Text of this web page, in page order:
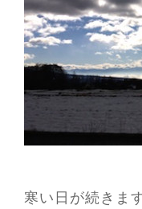
寒い日が続きま